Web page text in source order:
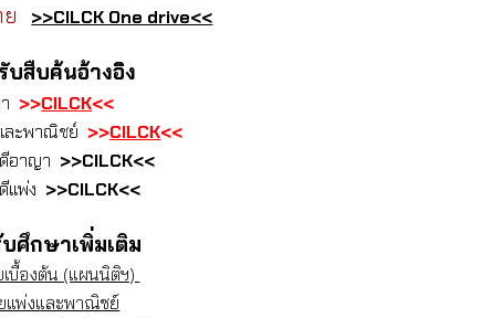
>>CILCK One drive<<
บสืบค้นอ้างอิง
>>CILCK<<
ละพาณิชย์ >>CILCK<<
อาญา >>CILCK<<
แพ่ง >>CILCK<<
ศึกษาเพิ่มเติม
บื้องต้น (แผนนิติฯ)
แพ่งและพาณิชย์